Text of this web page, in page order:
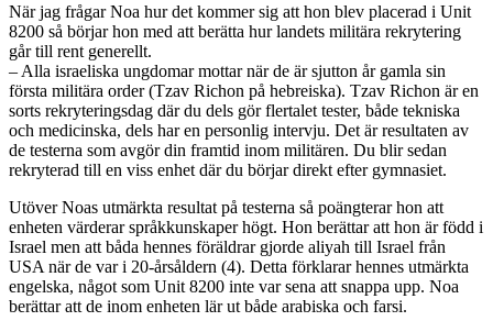
När jag frågar Noa hur det kommer sig att hon blev placerad i Unit
8200 så börjar hon med att berätta hur landets militära rekrytering
går till rent generellt.
– Alla israeliska ungdomar mottar när de är sjutton år gamla sin
första militära order (Tzav Richon på hebreiska). Tzav Richon är en
sorts rekryteringsdag där du dels gör flertalet tester, både tekniska
och medicinska, dels har en personlig intervju. Det är resultaten av
de testerna som avgör din framtid inom militären. Du blir sedan
rekryterad till en viss enhet där du börjar direkt efter gymnasiet.
Utöver Noas utmärkta resultat på testerna så poängterar hon att
enheten värderar språkkunskaper högt. Hon berättar att hon är född i
Israel men att båda hennes föräldrar gjorde aliyah till Israel från
USA när de var i 20-årsåldern (4). Detta förklarar hennes utmärkta
engelska, något som Unit 8200 inte var sena att snappa upp. Noa
berättar att de inom enheten lär ut både arabiska och farsi.